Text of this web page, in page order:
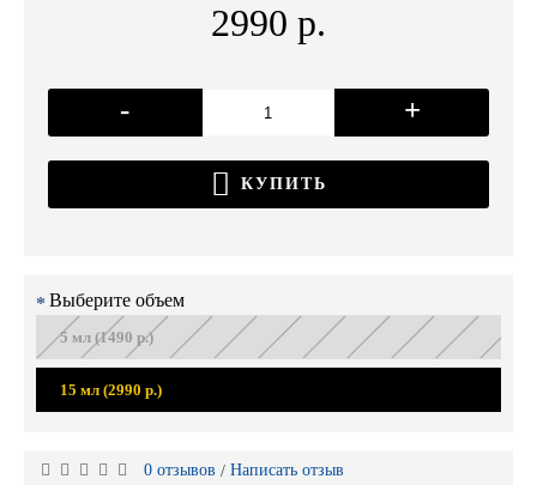
2990 р.
- +
КУПИТЬ
Выберите объем
5 мл (1490 р.)
15 мл (2990 р.)
0 отзывов / Написать отзыв